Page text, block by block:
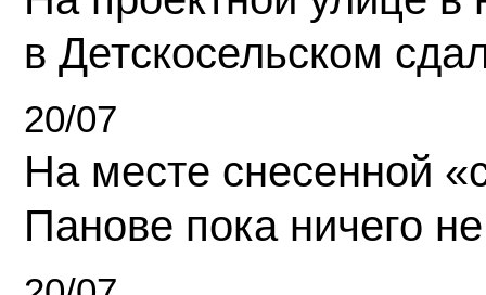
в Детскосельском
20/07
На месте снесенной
Панове пока ничего